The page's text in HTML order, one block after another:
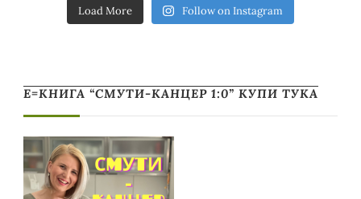
Load More Follow on Instagram
Е=КНИГА “СМУТИ-КАНЦЕР 1:0” КУПИ ТУКА